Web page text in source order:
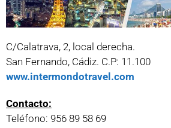
C/Calatrava, 2, local derecha.
San Fernando, Cádiz. C.P: 11.100
www.intermondotravel.com
Contacto:
Teléfono: 956 89 58 69